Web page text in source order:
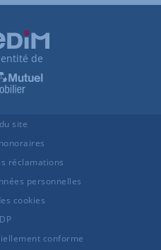
de
site
réclamations
personnelles
cookies
conforme